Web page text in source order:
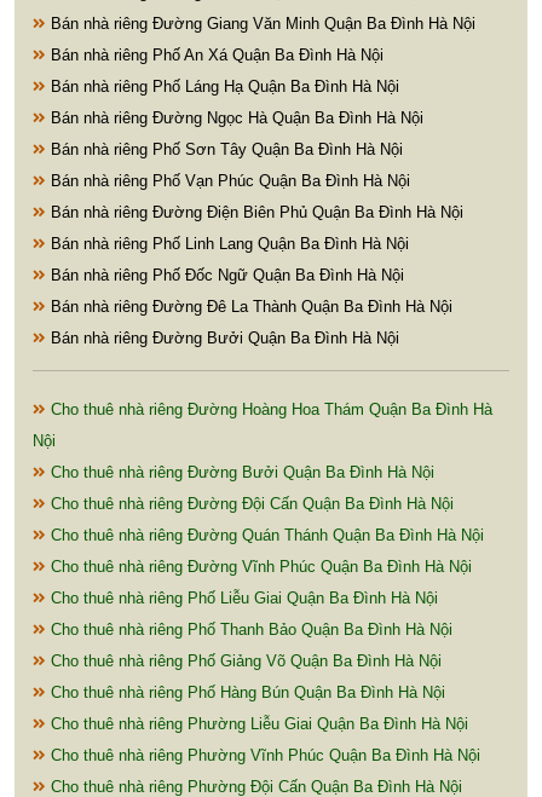
Bán nhà riêng Đường Giang Văn Minh Quận Ba Đình Hà Nội
Bán nhà riêng Phố An Xá Quận Ba Đình Hà Nội
Bán nhà riêng Phố Láng Hạ Quận Ba Đình Hà Nội
Bán nhà riêng Đường Ngọc Hà Quận Ba Đình Hà Nội
Bán nhà riêng Phố Sơn Tây Quận Ba Đình Hà Nội
Bán nhà riêng Phố Vạn Phúc Quận Ba Đình Hà Nội
Bán nhà riêng Đường Điện Biên Phủ Quận Ba Đình Hà Nội
Bán nhà riêng Phố Linh Lang Quận Ba Đình Hà Nội
Bán nhà riêng Phố Đốc Ngữ Quận Ba Đình Hà Nội
Bán nhà riêng Đường Đê La Thành Quận Ba Đình Hà Nội
Bán nhà riêng Đường Bưởi Quận Ba Đình Hà Nội
Cho thuê nhà riêng Đường Hoàng Hoa Thám Quận Ba Đình Hà
Nội
Cho thuê nhà riêng Đường Bưởi Quận Ba Đình Hà Nội
Cho thuê nhà riêng Đường Đội Cấn Quận Ba Đình Hà Nội
Cho thuê nhà riêng Đường Quán Thánh Quận Ba Đình Hà Nội
Cho thuê nhà riêng Đường Vĩnh Phúc Quận Ba Đình Hà Nội
Cho thuê nhà riêng Phố Liễu Giai Quận Ba Đình Hà Nội
Cho thuê nhà riêng Phố Thanh Bảo Quận Ba Đình Hà Nội
Cho thuê nhà riêng Phố Giảng Võ Quận Ba Đình Hà Nội
Cho thuê nhà riêng Phố Hàng Bún Quận Ba Đình Hà Nội
Cho thuê nhà riêng Phường Liễu Giai Quận Ba Đình Hà Nội
Cho thuê nhà riêng Phường Vĩnh Phúc Quận Ba Đình Hà Nội
Cho thuê nhà riêng Phường Đội Cấn Quận Ba Đình Hà Nội